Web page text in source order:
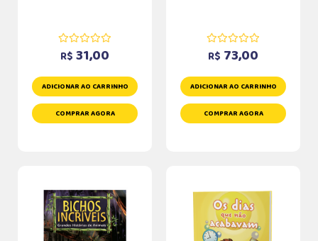
R$ 31,00
ADICIONAR AO CARRINHO
COMPRAR AGORA
R$ 73,00
ADICIONAR AO CARRINHO
COMPRAR AGORA